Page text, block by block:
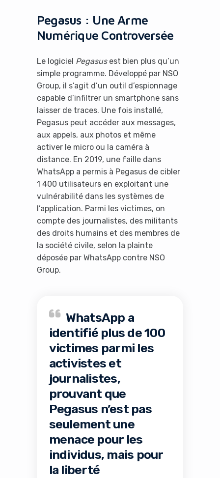
Pegasus : Une Arme
Numérique Controversée
Le logiciel Pegasusest bien plus qu’un
simple programme. Développé par NSO
Group, il s’agit d’un outil d’espionnage
capable d’infiltrer un smartphone sans
laisser de traces. Une fois installé,
Pegasus peut accéder aux messages,
aux appels, aux photos et même
activer le micro ou la caméra à
distance. En 2019, une faille dans
WhatsApp a permis à Pegasus de cibler
1 400 utilisateurs en exploitant une
vulnérabilité dans les systèmes de
l’application. Parmi les victimes, on
compte des journalistes, des militants
des droits humains et des membres de
la société civile, selon la plainte
déposée par WhatsApp contre NSO
Group.
WhatsApp a
identifié plus de 100
victimes parmi les
activistes et
journalistes,
prouvant que
Pegasus n’est pas
seulement une
menace pour les
individus, mais pour
la liberté